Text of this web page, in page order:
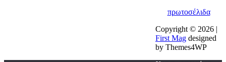
πρωτοσέλιδα
Copyright © 2026 |
First Mag designed
by Themes4WP